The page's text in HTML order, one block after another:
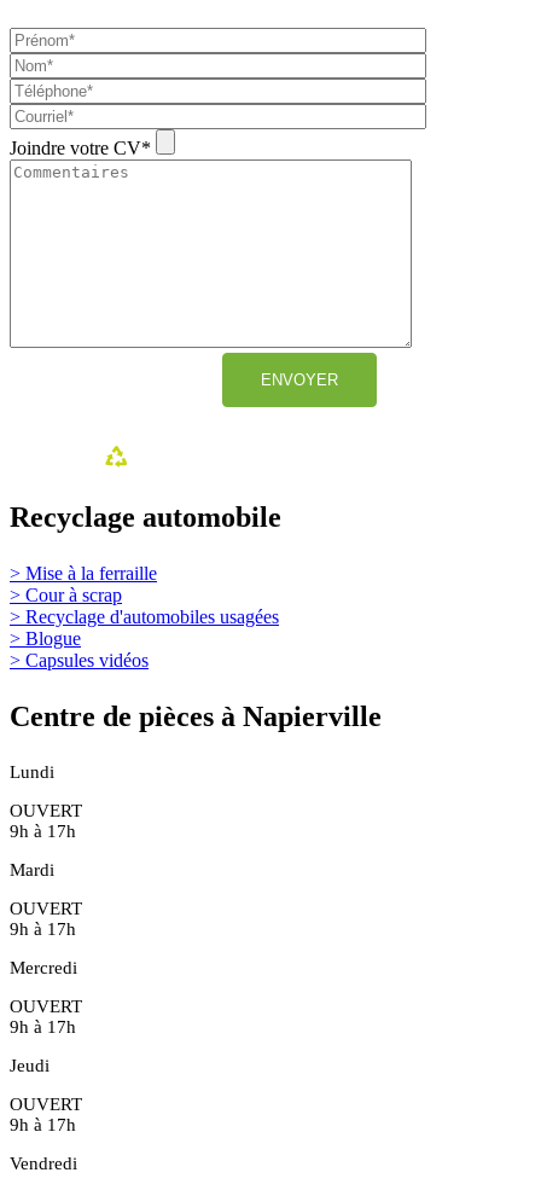
Joindre votre CV*
Recyclage automobile
> Mise à la ferraille
> Cour à scrap
> Recyclage d'automobiles usagées
> Blogue
> Capsules vidéos
Centre de pièces à Napierville
Lundi
OUVERT
9h à 17h
Mardi
OUVERT
9h à 17h
Mercredi
OUVERT
9h à 17h
Jeudi
OUVERT
9h à 17h
Vendredi